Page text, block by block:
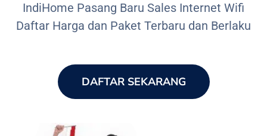
IndiHome Pasang Baru Sales Internet Wifi
Daftar Harga dan Paket Terbaru dan Berlaku
DAFTAR SEKARANG